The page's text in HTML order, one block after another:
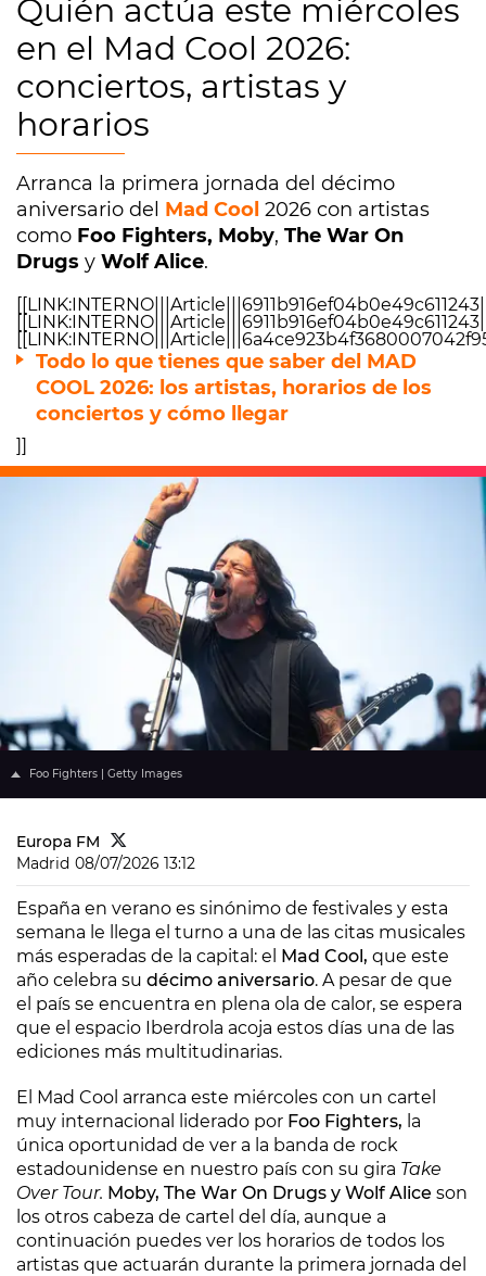
Quién actúa este miércoles
en el Mad Cool 2026:
conciertos, artistas y
horarios
Arranca la primera jornada del décimo
aniversario del Mad Cool 2026 con artistas
como Foo Fighters, Moby, The War On
Drugs y Wolf Alice.
Todo lo que tienes que saber del MAD
COOL 2026: los artistas, horarios de los
conciertos y cómo llegar
]]
Foo Fighters | Getty Images
Europa FM
Madrid 08/07/2026 13:12
España en verano es sinónimo de festivales y esta
semana le llega el turno a una de las citas musicales
más esperadas de la capital: el Mad Cool, que este
año celebra su décimo aniversario. A pesar de que
el país se encuentra en plena ola de calor, se espera
que el espacio Iberdrola acoja estos días una de las
ediciones más multitudinarias.
El Mad Cool arranca este miércoles con un cartel
muy internacional liderado por Foo Fighters, la
única oportunidad de ver a la banda de rock
estadounidense en nuestro país con su gira Take
Over Tour. Moby, The War On Drugs y Wolf Alice son
los otros cabeza de cartel del día, aunque a
continuación puedes ver los horarios de todos los
artistas que actuarán durante la primera jornada del